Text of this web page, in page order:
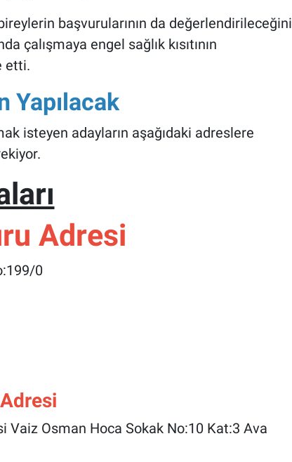
başvurularının da değerlendirileceğini
çalışmaya engel sağlık kısıtının
etti.
Yapılacak
isteyen adayların aşağıdaki adreslere
Adresi
0
Osman Hoca Sokak No:10 Kat:3 Ava